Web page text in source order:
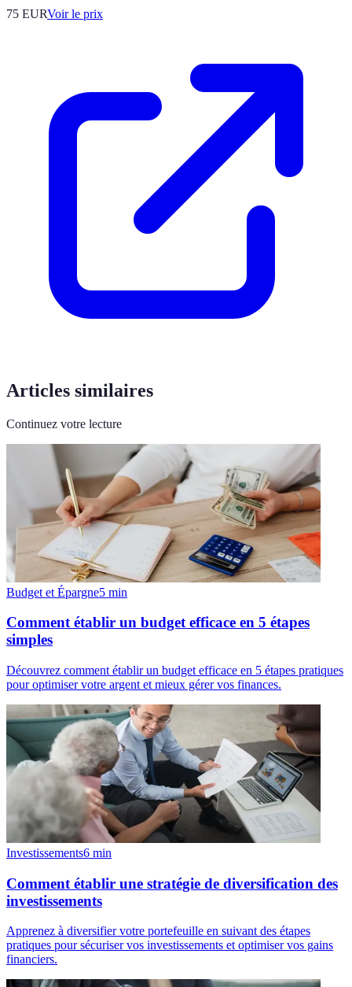
75 EURVoir le prix
Articles similaires
Continuez votre lecture
Budget et Épargne5 min
Comment établir un budget efficace en 5 étapes
simples
Découvrez comment établir un budget efficace en 5 étapes pratiques
pour optimiser votre argent et mieux gérer vos finances.
Investissements6 min
Comment établir une stratégie de diversification des
investissements
Apprenez à diversifier votre portefeuille en suivant des étapes
pratiques pour sécuriser vos investissements et optimiser vos gains
financiers.